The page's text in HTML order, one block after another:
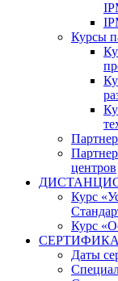
Курсы
центров
Курс
Курс
Даты